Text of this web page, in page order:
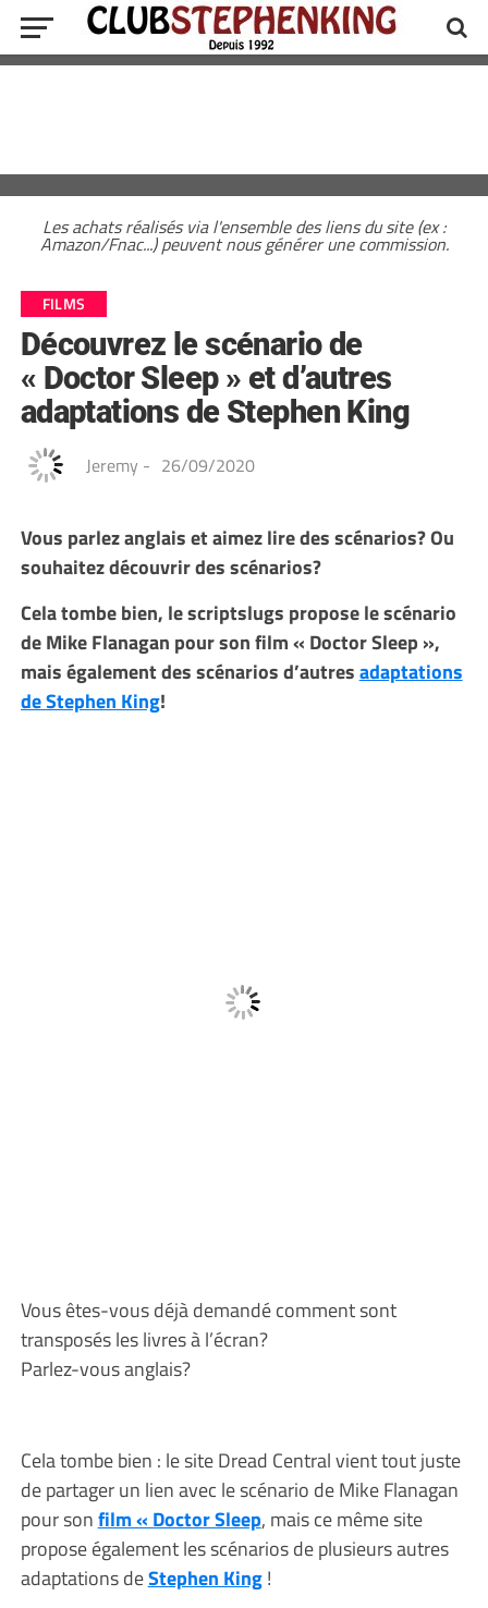
Les achats réalisés via l'ensemble des liens du site (ex :
Amazon/Fnac...) peuvent nous générer une commission.
FILMS
Découvrez le scénario de
« Doctor Sleep » et d’autres
adaptations de Stephen King
Jeremy - 26/09/2020
Vous parlez anglais et aimez lire des scénarios? Ou
souhaitez découvrir des scénarios?
Cela tombe bien, le scriptslugs propose le scénario
de Mike Flanagan pour son film « Doctor Sleep »,
mais également des scénarios d’autresadaptations
de Stephen King!
Vous êtes-vous déjà demandé comment sont
transposés les livres à l’écran?
Parlez-vous anglais?
Cela tombe bien : le site Dread Central vient tout juste
de partager un lien avec le scénario de Mike Flanagan
pour sonfilm « Doctor Sleep, mais ce même site
propose également les scénarios de plusieurs autres
adaptations deStephen King!